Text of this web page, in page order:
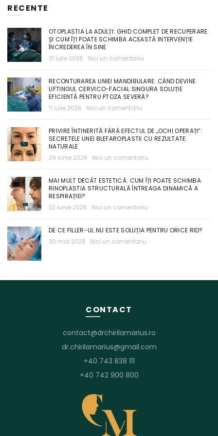
RECENTE
OTOPLASTIA LA ADULȚI: GHID COMPLET DE RECUPERARE
ȘI CUM ÎȚI POATE SCHIMBA ACEASTĂ INTERVENȚIE
ÎNCREDEREA ÎN SINE
31 iulie 2026
Nici un comentariu
RECONTURAREA LINIEI MANDIBULARE: CÂND DEVINE
LIFTINGUL CERVICO-FACIAL SINGURA SOLUȚIE
EFICIENTĂ PENTRU PTOZA SEVERĂ?
11 iulie 2026
Nici un comentariu
PRIVIRE ÎNTINERITĂ FĂRĂ EFECTUL DE „OCHI OPERAȚI”:
SECRETELE UNEI BLEFAROPLASTII CU REZULTATE
NATURALE
29 iunie 2026
Nici un comentariu
MAI MULT DECÂT ESTETICĂ: CUM ÎȚI POATE SCHIMBA
RINOPLASTIA STRUCTURALĂ ÎNTREAGA DINAMICĂ A
RESPIRAȚIEI?
22 iunie 2026
Nici un comentariu
DE CE FILLER-UL NU ESTE SOLUȚIA PENTRU ORICE RID?
30 mai 2026
Nici un comentariu
CONTACT
contact@drchirilamarius.ro
dr.chirilamarius@gmail.com
+40 743 838 111
+40 742 900 800